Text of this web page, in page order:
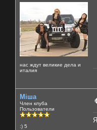
нас ждут великие дела и
италия
Міша
Член клуба
Пользователи
:) 5